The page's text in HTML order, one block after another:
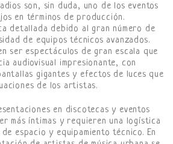
son, sin duda, uno de los eventos
en términos de producción.
detallada debido al gran número de
de equipos técnicos avanzados.
ser espectáculos de gran escala que
audiovisual impresionante, con
gigantes y efectos de luces que
de los artistas.
en discotecas y eventos
más íntimas y requieren una logística
espacio y equipamiento técnico. En